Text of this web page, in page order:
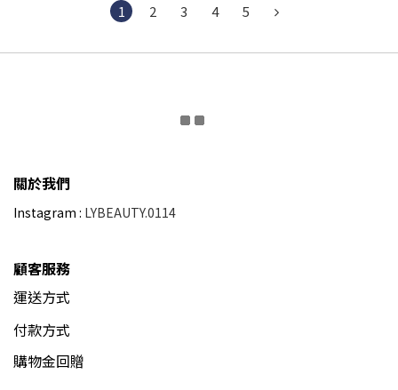
1 2 3 4 5
關於我們
Instagram : LYBEAUTY.0114
顧客服務
運送方式
付款方式
購物金回贈